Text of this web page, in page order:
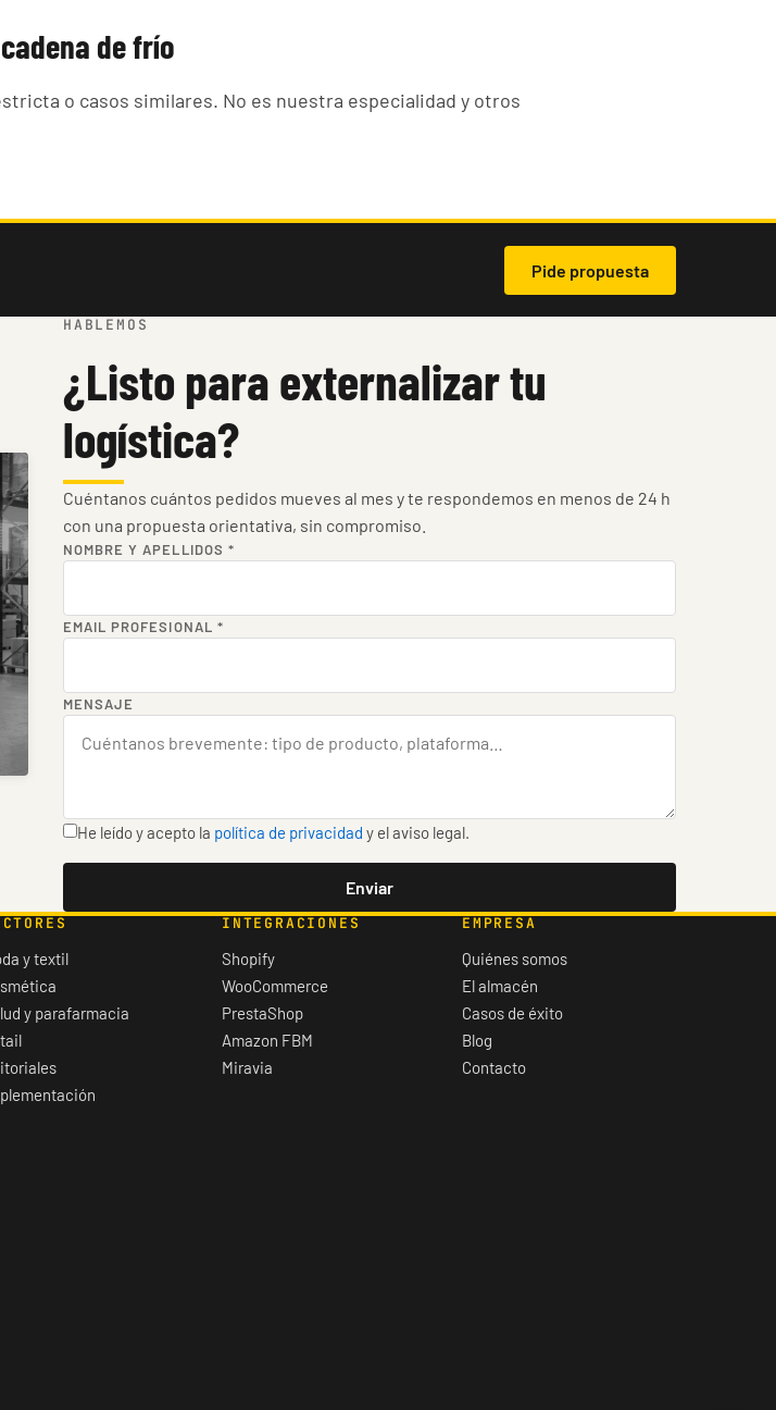
de frío
o casos similares. No es nuestra especialidad y otros
Pide propuesta
HABLEMOS
¿Listo para externalizar tu
logística?
Cuéntanos cuántos pedidos mueves al mes y te respondemos en menos de 24 h
con una propuesta orientativa, sin compromiso.
NOMBRE Y APELLIDOS *
EMAIL PROFESIONAL *
MENSAJE
He leído y acepto la política de privacidad y el aviso legal.
Enviar
y textil
y parafarmacia
INTEGRACIONES
Shopify
WooCommerce
PrestaShop
Amazon FBM
Miravia
EMPRESA
Quiénes somos
El almacén
Casos de éxito
Blog
Contacto